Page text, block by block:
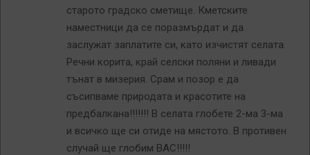
старото градско сметище. Кметските
наместници да се поразмърдат и да
заслужат заплатите си, като изчистят селата.
Речни корита, край селски поляни и ливади
тънат в мизерия. Срам и позор е да
съсипваме природата и красотите на
предбалкана!!!!!!! В селата глобете 2-ма 3-ма
и всичко ще си отиде на мястото. В противен
случай ще глобим ВАС!!!!!